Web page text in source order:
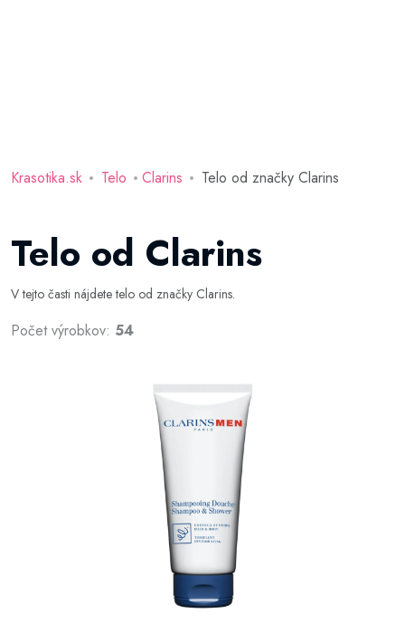
Krasotika.sk Telo Clarins Telo od značky Clarins
Telo od Clarins
V tejto časti nájdete telo od značky Clarins.
Počet výrobkov: 54